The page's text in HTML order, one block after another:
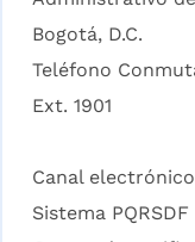
Bogotá, D.C.
Teléfono
Ext. 1901
Canal
Sistema PQRSDF